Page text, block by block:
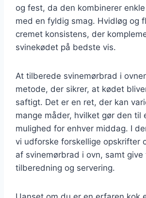
og fest, da den kombinerer
med en fyldig smag. Hvidløg og
cremet konsistens, der
svinekødet på bedste vis.
At tilberede svinemørbrad i
metode, der sikrer, at kødet
saftigt. Det er en ret, der kan
mange måder, hvilket gør den til
mulighed for enhver middag. I
vi udforske forskellige opskrifter
af svinemørbrad i ovn, samt give
tilberedning og servering.